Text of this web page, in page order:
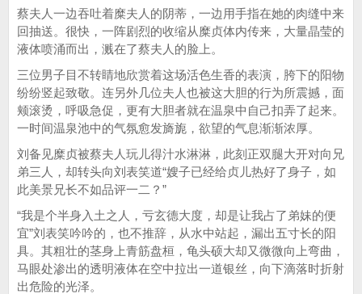
蔡夫人一边吞吐着糜夫人的阴蒂，一边用手指在她的肉缝中来
回抽送。很快，一阵剧烈的收缩从糜贞体内传来，大量晶莹的
液体喷涌而出，溅在了蔡夫人的脸上。
三位男子目不转睛地欣赏着这场活色生香的表演，胯下的阳物
纷纷竖起致敬。连另外几位夫人也被这大胆的行为所震撼，面
颊滚烫，呼吸急促，更有大胆者就在温泉中自己扣弄了起来。
一时间温泉池中的气氛愈发旖旎，欲望的气息渐渐浓厚。
刘备见糜贞被蔡夫人玩儿得汁水淋淋，此刻正双腿大开对向兄
弟三人，却转头向刘表笑道“嫂子已经给贞儿热好了身子，如
此美景兄长不如品评一二？”
“我是个半身入土之人，亏玄德大度，却是让我占了弟妹的便
宜”刘表笑吟吟的，也不推辞，从水中站起，漏出五寸长的阳
具。其粗壮的茎身上青筋盘桓，龟头硕大却又微微向上弯曲，
马眼处渗出的透明液体在空中拉出一道银丝，向下滴落时折射
出危险的光泽。